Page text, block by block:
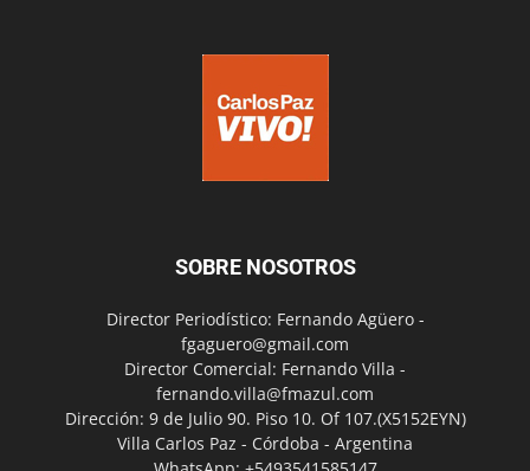
SOBRE NOSOTROS
Director Periodístico: Fernando Agüero -
fgaguero@gmail.com
Director Comercial: Fernando Villa -
fernando.villa@fmazul.com
Dirección: 9 de Julio 90. Piso 10. Of 107.(X5152EYN)
Villa Carlos Paz - Córdoba - Argentina